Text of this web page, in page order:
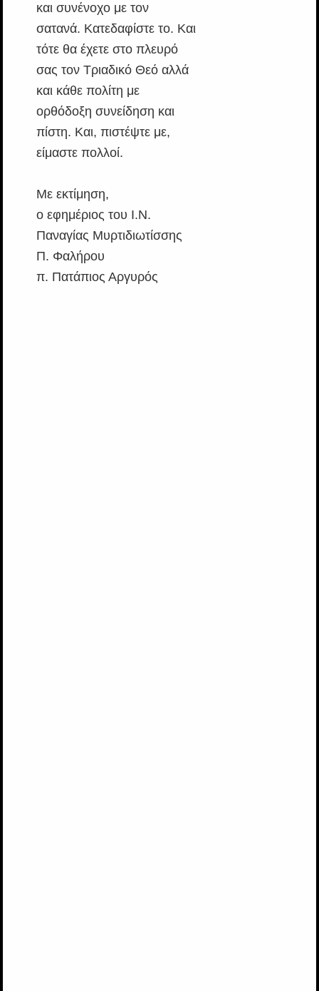
και συνένοχο με τον
σατανά. Κατεδαφίστε το. Και
τότε θα έχετε στο πλευρό
σας τον Τριαδικό Θεό αλλά
και κάθε πολίτη με
ορθόδοξη συνείδηση και
πίστη. Και, πιστέψτε με,
είμαστε πολλοί.
Με εκτίμηση,
ο εφημέριος του Ι.Ν.
Παναγίας Μυρτιδιωτίσσης
Π. Φαλήρου
π. Πατάπιος Αργυρός